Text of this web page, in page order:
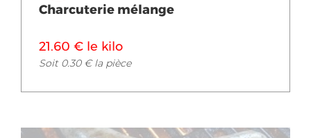
Charcuterie mélange
21.60 € le kilo
Soit 0.30 € la pièce